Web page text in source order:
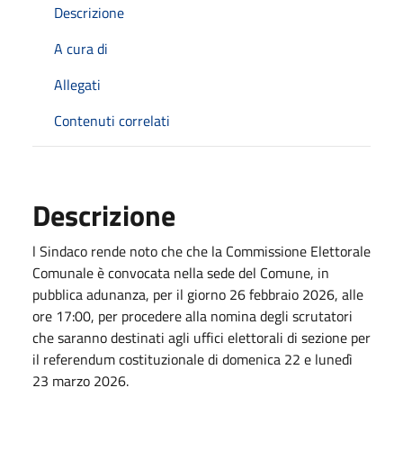
Descrizione
A cura di
Allegati
Contenuti correlati
Descrizione
l Sindaco rende noto che che la Commissione Elettorale
Comunale è convocata nella sede del Comune, in
pubblica adunanza, per il giorno 26 febbraio 2026, alle
ore 17:00, per procedere alla nomina degli scrutatori
che saranno destinati agli uffici elettorali di sezione per
il referendum costituzionale di domenica 22 e lunedì
23 marzo 2026.